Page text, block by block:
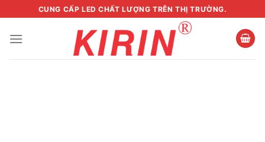
to
content
CUNG CẤP LED CHẤT LƯỢNG TRÊN THỊ TRƯỜNG.